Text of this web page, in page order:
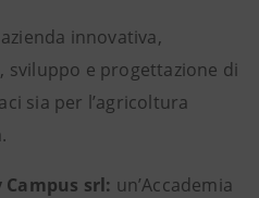
azienda innovativa,
sviluppo e progettazione di
sia per l’agricoltura
srl: un’Accademia